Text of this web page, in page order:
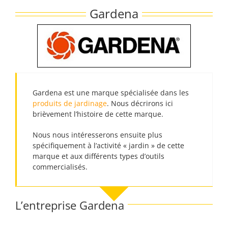
Gardena
Gardena est une marque spécialisée dans les
produits de jardinage. Nous décrirons ici
brièvement l’histoire de cette marque.
Nous nous intéresserons ensuite plus
spécifiquement à l’activité « jardin » de cette
marque et aux différents types d’outils
commercialisés.
L’entreprise Gardena